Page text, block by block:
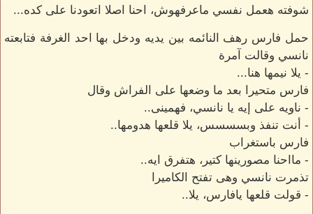
شوفته هعمل نفسي ماعرفهوش، احنا اصلا اتعودنا على كده...
حمل فارس رهف النائمه بين يديه ودخل بها احد الغرفة فتابعته
نانسي وقالت آمرة
- يلا نيمها هنا...
فارس متحيرا بعد ما وضعها على الفراش وقال
- ناويه على إيه يا نانسي، فهمينى..
- أنت تنفذ وبسسسس، يلا قلعها هدومها..
فارس باستغراب
- مااحنا مصورينها كتير، هتفرق ايه..
تذمرت نانسي وهى تفتح الكاميرا
- قولت قلعها يافارس، يلا..